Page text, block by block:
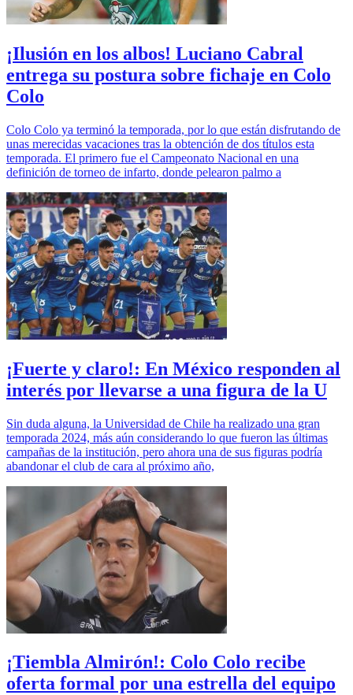
¡Ilusión en los albos! Luciano Cabral
entrega su postura sobre fichaje en Colo
Colo
Colo Colo ya terminó la temporada, por lo que están disfrutando de
unas merecidas vacaciones tras la obtención de dos títulos esta
temporada. El primero fue el Campeonato Nacional en una
definición de torneo de infarto, donde pelearon palmo a
¡Fuerte y claro!: En México responden al
interés por llevarse a una figura de la U
Sin duda alguna, la Universidad de Chile ha realizado una gran
temporada 2024, más aún considerando lo que fueron las últimas
campañas de la institución, pero ahora una de sus figuras podría
abandonar el club de cara al próximo año,
¡Tiembla Almirón!: Colo Colo recibe
oferta formal por una estrella del equipo